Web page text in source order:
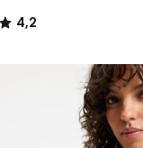
4,2
/